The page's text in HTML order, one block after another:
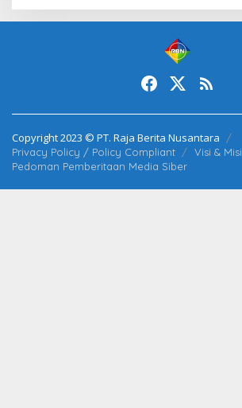
Copyright 2023 © PT. Raja Berita Nusantara
Privacy Policy / Policy Compliant Visi & Misi
Pedoman Pemberitaan Media Siber